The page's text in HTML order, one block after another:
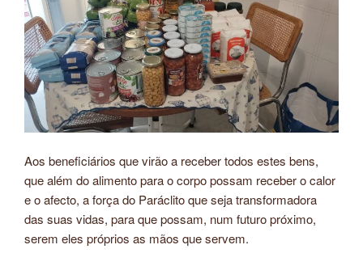
Aos beneficiários que virão a receber todos estes bens,
que além do alimento para o corpo possam receber o calor
e o afecto, a força do Paráclito que seja transformadora
das suas vidas, para que possam, num futuro próximo,
serem eles próprios as mãos que servem.